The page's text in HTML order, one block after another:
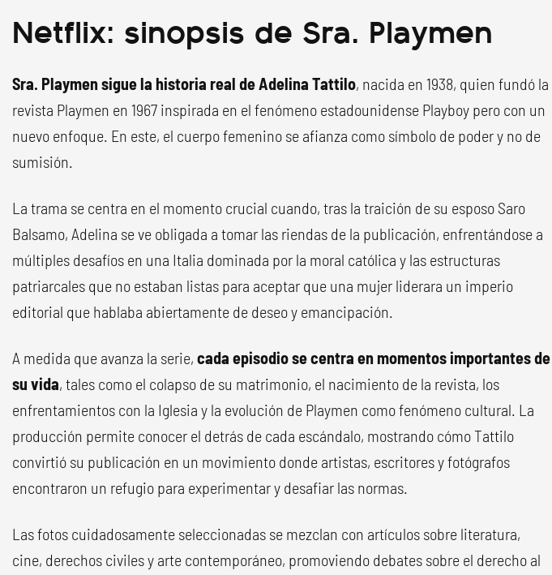
Netflix: sinopsis de Sra. Playmen
Sra. Playmen sigue la historia real de Adelina Tattilo, nacida en 1938, quien fundó la
revista Playmen en 1967 inspirada en el fenómeno estadounidense Playboy pero con un
nuevo enfoque. En este, el cuerpo femenino se afianza como símbolo de poder y no de
sumisión.
La trama se centra en el momento crucial cuando, tras la traición de su esposo Saro
Balsamo, Adelina se ve obligada a tomar las riendas de la publicación, enfrentándose a
múltiples desafíos en una Italia dominada por la moral católica y las estructuras
patriarcales que no estaban listas para aceptar que una mujer liderara un imperio
editorial que hablaba abiertamente de deseo y emancipación.
A medida que avanza la serie, cada episodio se centra en momentos importantes de
su vida, tales como el colapso de su matrimonio, el nacimiento de la revista, los
enfrentamientos con la Iglesia y la evolución de Playmen como fenómeno cultural. La
producción permite conocer el detrás de cada escándalo, mostrando cómo Tattilo
convirtió su publicación en un movimiento donde artistas, escritores y fotógrafos
encontraron un refugio para experimentar y desafiar las normas.
Las fotos cuidadosamente seleccionadas se mezclan con artículos sobre literatura,
cine, derechos civiles y arte contemporáneo, promoviendo debates sobre el derecho al